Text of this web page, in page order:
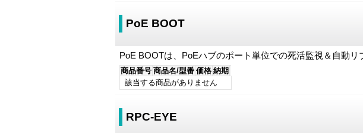
PoE BOOT
PoE BOOTは、PoEハブのポート単位での死活監視＆自動リ
商品番号 商品名/型番 価格 納期
該当する商品がありません
RPC-EYE